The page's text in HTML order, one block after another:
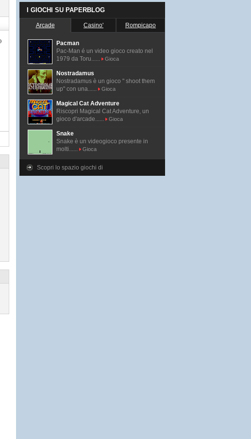
I GIOCHI SU PAPERBLOG
Arcade Casino' Rompicapo
Pacman
Pac-Man é un video gioco creato nel
1979 da Toru......
Gioca
Nostradamus
Nostradamus è un gioco " shoot them
up" con una......
Gioca
Magical Cat Adventure
Riscopri Magical Cat Adventure, un
gioco d'arcade......
Gioca
Snake
Snake è un videogioco presente in
molti......
Gioca
Scopri lo spazio giochi di